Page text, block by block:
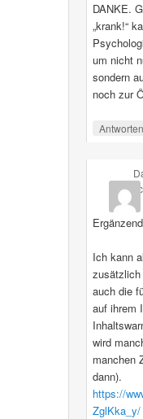
DANKE.
„krank!“
um nicht
sondern
noch zur
Antworten
Ich kann
zusätzlich
auch die
auf ihrem
wird
manchen
dann).
https://
ZglKka_y/